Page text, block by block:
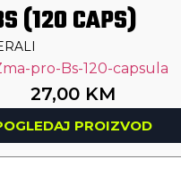
(120 CAPS)
27,00 KM
PROIZVOD